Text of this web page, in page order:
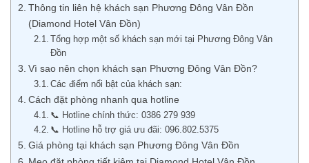
Thông tin liên hệ khách sạn Phương Đông Vân Đồn
(Diamond Hotel Vân Đồn)
Tổng hợp một số khách sạn mới tại Phương Đông Vân
Đồn
Vì sao nên chọn khách sạn Phương Đông Vân Đồn?
Các điểm nổi bật của khách sạn:
Cách đặt phòng nhanh qua hotline
📞 Hotline chính thức: 0386 279 939
📞 Hotline hỗ trợ giá ưu đãi: 096.802.5375
Giá phòng tại khách sạn Phương Đông Vân Đồn